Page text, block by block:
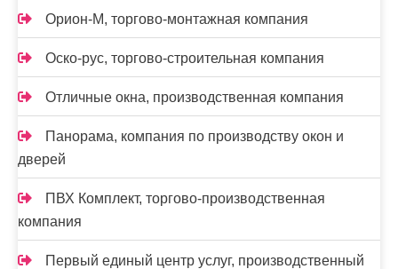
Орион-М, торгово-монтажная компания
Оско-рус, торгово-строительная компания
Отличные окна, производственная компания
Панорама, компания по производству окон и
дверей
ПВХ Комплект, торгово-производственная
компания
Первый единый центр услуг, производственный